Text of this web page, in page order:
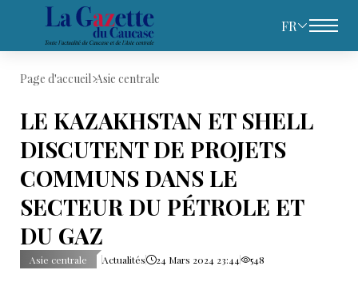
FR
Page d'accueil Asie centrale
LE KAZAKHSTAN ET SHELL
DISCUTENT DE PROJETS
COMMUNS DANS LE
SECTEUR DU PÉTROLE ET
DU GAZ
Asie centrale Actualités 24 Mars 2024 23:44 548